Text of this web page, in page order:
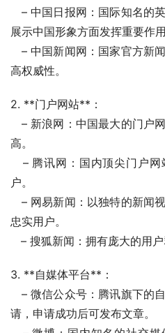
展示中国形象方面发挥重要作用
高权威性。
2. **门户网站**：
高。
户。
忠实用户。
– 搜狐新闻：拥有庞大的用
3. **自媒体平台**：
请，申请成功后可发布文章。